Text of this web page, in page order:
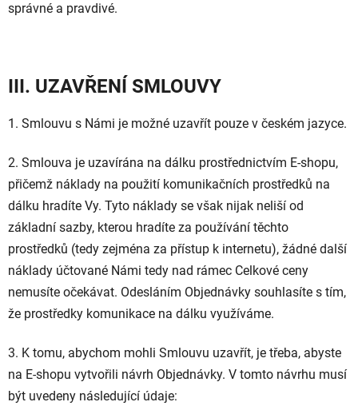
správné a pravdivé.
III. UZAVŘENÍ SMLOUVY
1. Smlouvu s Námi je možné uzavřít pouze v českém jazyce.
2. Smlouva je uzavírána na dálku prostřednictvím E-shopu,
přičemž náklady na použití komunikačních prostředků na
dálku hradíte Vy. Tyto náklady se však nijak neliší od
základní sazby, kterou hradíte za používání těchto
prostředků (tedy zejména za přístup k internetu), žádné další
náklady účtované Námi tedy nad rámec Celkové ceny
nemusíte očekávat. Odesláním Objednávky souhlasíte s tím,
že prostředky komunikace na dálku využíváme.
3. K tomu, abychom mohli Smlouvu uzavřít, je třeba, abyste
na E-shopu vytvořili návrh Objednávky. V tomto návrhu musí
být uvedeny následující údaje: